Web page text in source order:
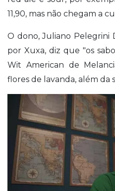
11,90, mas não chegam a
O dono, Juliano Pelegrini
por Xuxa, diz que "os
Wit American de
flores de lavanda, além da